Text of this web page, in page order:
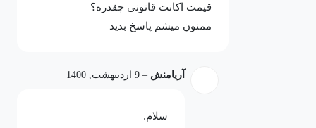
قیمت اکانت قانونی چقدره؟
ممنون میشم پاسخ بدید
آریامنش – 9 اردیبهشت, 1400
سلام.